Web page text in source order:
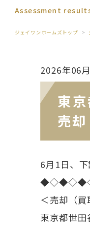
Assessment
ジェイワンホームズトップ
2026年06
東
売
6月1日、
＜売却（
東京都世